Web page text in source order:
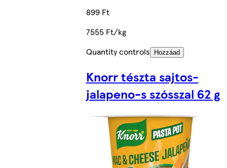
899 Ft
7555 Ft/kg
Quantity controls
Hozzáad
Knorr tészta sajtos-
jalapeno-s szósszal 62 g